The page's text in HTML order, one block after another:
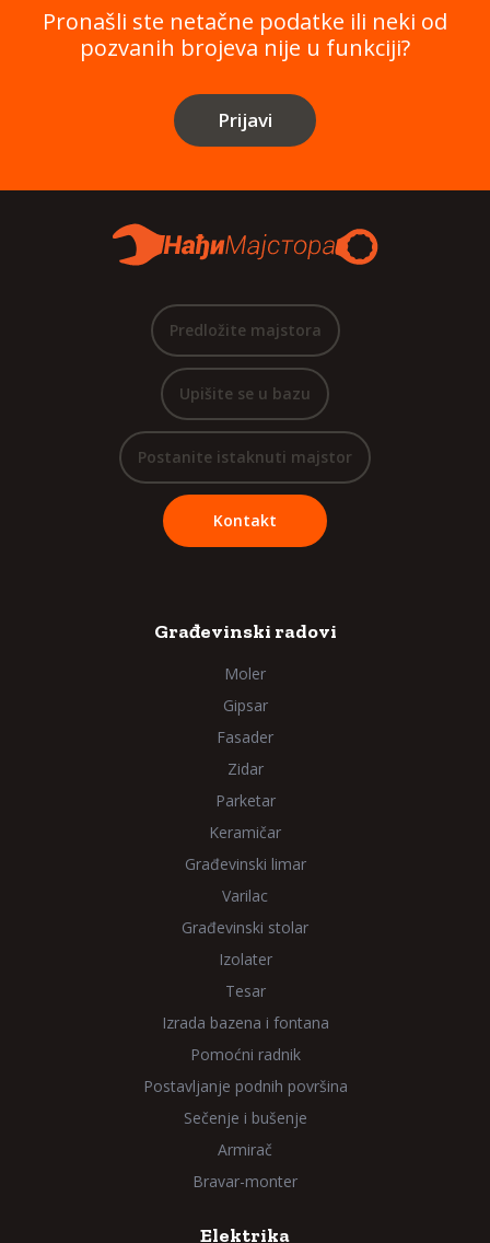
Pronašli ste netačne podatke ili neki od
pozvanih brojeva nije u funkciji?
Prijavi
Predložite majstora
Upišite se u bazu
Postanite istaknuti majstor
Kontakt
Građevinski radovi
Moler
Gipsar
Fasader
Zidar
Parketar
Keramičar
Građevinski limar
Varilac
Građevinski stolar
Izolater
Tesar
Izrada bazena i fontana
Pomoćni radnik
Postavljanje podnih površina
Sečenje i bušenje
Armirač
Bravar-monter
Elektrika